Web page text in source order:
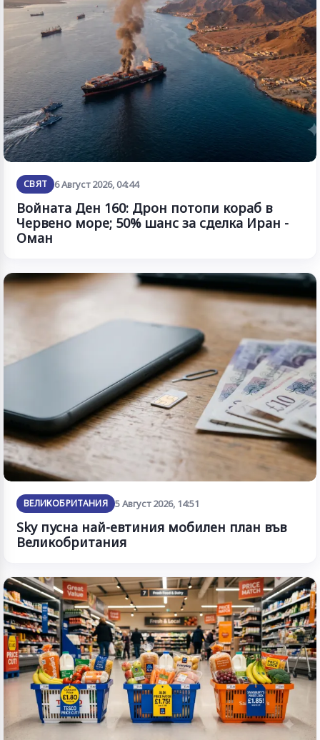
СВЯТ 6 Август 2026, 04:44
Войната Ден 160: Дрон потопи кораб в
Червено море; 50% шанс за сделка Иран -
Оман
ВЕЛИКОБРИТАНИЯ 5 Август 2026, 14:51
Sky пусна най-евтиния мобилен план във
Великобритания